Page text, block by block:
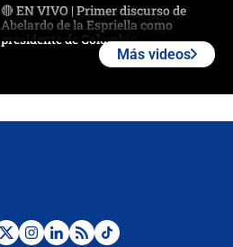
🔴 EN VIVO | Primer discurso de
Abelardo de la Espriella como
presidente de Colombia
Desde dermatitis hasta infecciones:
Más videos